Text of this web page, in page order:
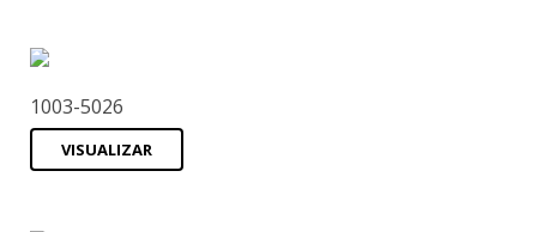
1003-5026
VISUALIZAR